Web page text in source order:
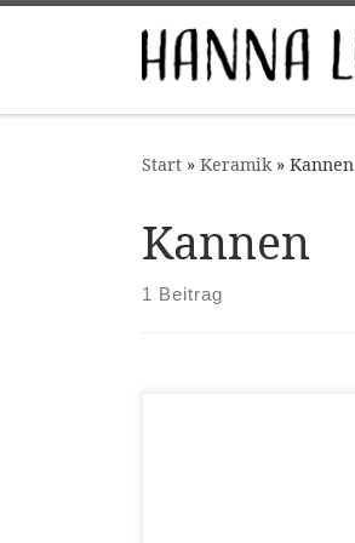
Zum Inhalt springen
Start » Keramik » Kannen
Kannen
1 Beitrag